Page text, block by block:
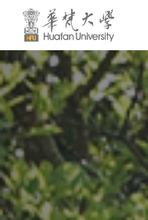
跳到頁面主要內容區